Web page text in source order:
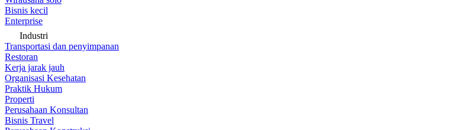
Bisnis kecil
Enterprise
Industri
Transportasi dan penyimpanan
Restoran
Kerja jarak jauh
Organisasi Kesehatan
Praktik Hukum
Properti
Perusahaan Konsultan
Bisnis Travel